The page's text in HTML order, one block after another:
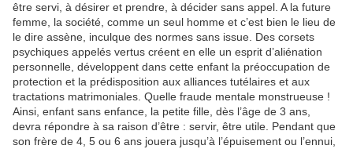
être servi, à désirer et prendre, à décider sans appel. A la future
femme, la société, comme un seul homme et c’est bien le lieu de
le dire assène, inculque des normes sans issue. Des corsets
psychiques appelés vertus créent en elle un esprit d’aliénation
personnelle, développent dans cette enfant la préoccupation de
protection et la prédisposition aux alliances tutélaires et aux
tractations matrimoniales. Quelle fraude mentale monstrueuse !
Ainsi, enfant sans enfance, la petite fille, dès l’âge de 3 ans,
devra répondre à sa raison d’être : servir, être utile. Pendant que
son frère de 4, 5 ou 6 ans jouera jusqu’à l’épuisement ou l’ennui,